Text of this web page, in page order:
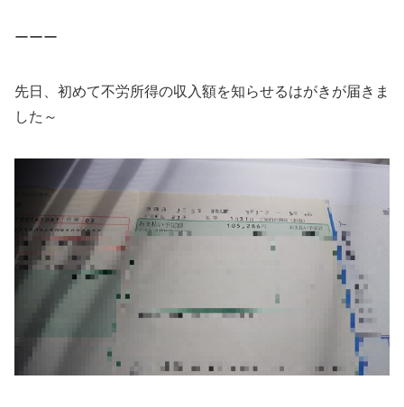
ーーー
先日、初めて不労所得の収入額を知らせるはがきが届きま
した～